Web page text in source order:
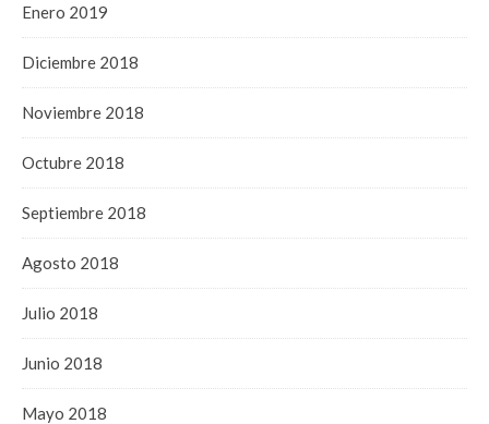
Enero 2019
Diciembre 2018
Noviembre 2018
Octubre 2018
Septiembre 2018
Agosto 2018
Julio 2018
Junio 2018
Mayo 2018